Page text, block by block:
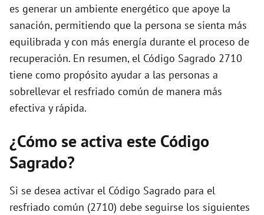
es generar un ambiente energético que apoye la
sanación, permitiendo que la persona se sienta más
equilibrada y con más energía durante el proceso de
recuperación. En resumen, el Código Sagrado 2710
tiene como propósito ayudar a las personas a
sobrellevar el resfriado común de manera más
efectiva y rápida.
¿Cómo se activa este Código
Sagrado?
Si se desea activar el Código Sagrado para el
resfriado común (2710) debe seguirse los siguientes